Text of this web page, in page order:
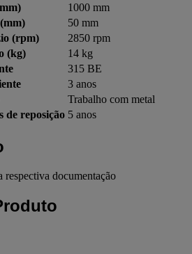
1000 mm
50 mm
(rpm)
2850 rpm
(kg)
14 kg
315 BE
3 anos
Trabalho com metal
de reposição 5 anos
respectiva documentação